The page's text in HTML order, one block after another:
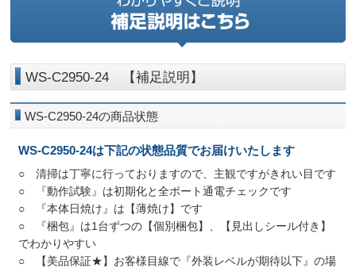
WS-C2950-24 【補足説明】
WS-C2950-24の商品状態
WS-C2950-24は下記の状態品質でお届けいたします
○ 清掃は丁寧に行っておりますので、主観ですがきれい目です
○ 『動作試験』は初期化と全ポート通電チェックです
○ 『本体日焼け』は【薄焼け】です
○ 『梱包』は1台ずつの【個別梱包】、【見出しシール付き】
でわかりやすい
○ 【美品保証★】お客様目線で『外装レベルが期待以下』の場